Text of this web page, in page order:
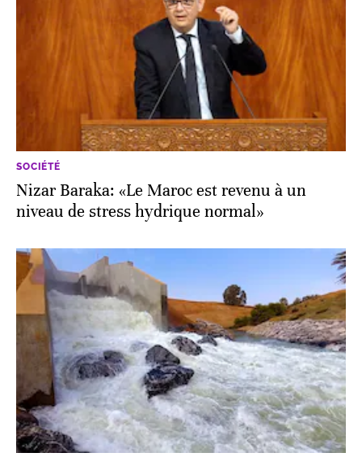
SOCIÉTÉ
Nizar Baraka: «Le Maroc est revenu à un
niveau de stress hydrique normal»